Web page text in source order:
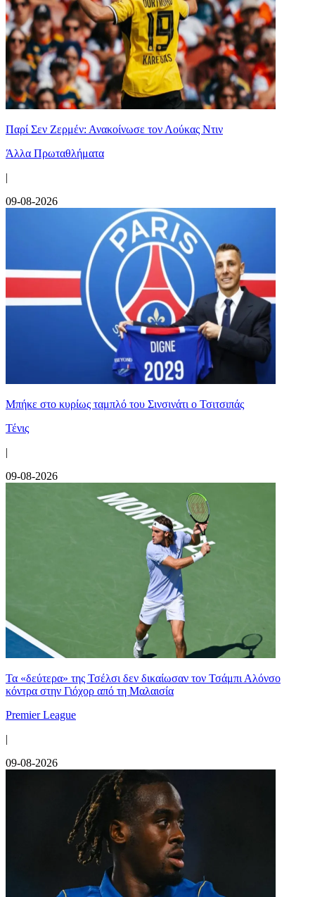
Παρί Σεν Ζερμέν: Ανακοίνωσε τον Λούκας Ντιν
Άλλα Πρωταθλήματα
|
09-08-2026
Mπήκε στο κυρίως ταμπλό του Σινσινάτι ο Τσιτσιπάς
Τένις
|
09-08-2026
Τα «δεύτερα» της Τσέλσι δεν δικαίωσαν τον Τσάμπι Αλόνσο
κόντρα στην Γιόχορ από τη Μαλαισία
Premier League
|
09-08-2026